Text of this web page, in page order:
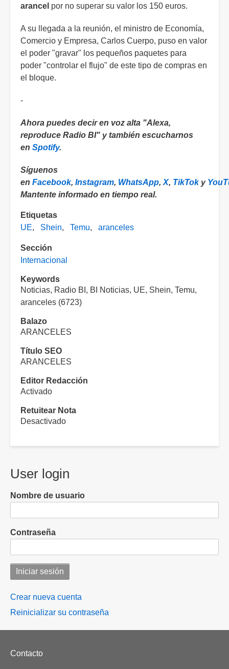
arancel por no superar su valor los 150 euros.
A su llegada a la reunión, el ministro de Economía,
Comercio y Empresa, Carlos Cuerpo, puso en valor
el poder "gravar" los pequeños paquetes para
poder "controlar el flujo" de este tipo de compras en
el bloque.
-
Ahora puedes decir en voz alta "Alexa,
reproduce Radio BI" y también escucharnos
en Spotify.
Síguenos
en Facebook, Instagram, WhatsApp, X, TikToky
Mantente informado en tiempo real.
Etiquetas
UE
Shein Temu aranceles
Sección
Internacional
Keywords
Noticias, Radio BI, BI Noticias, UE, Shein, Temu,
aranceles (6723)
Balazo
ARANCELES
Título SEO
ARANCELES
Editor Redacción
Activado
Retuitear Nota
Desactivado
User login
Nombre de usuario
Contraseña
Crear nueva cuenta
Reinicializar su contraseña
Footer
Contacto